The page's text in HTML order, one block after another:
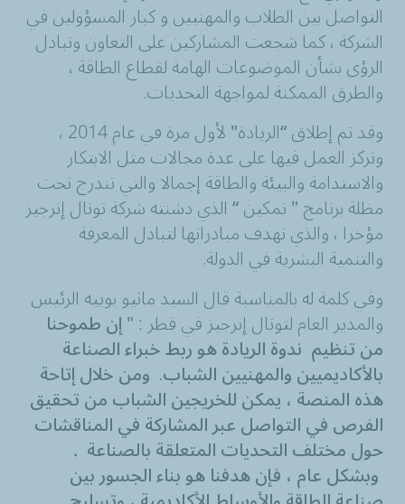
التواصل بين الطلاب والمهنيين و كبار المسؤولين في
الشركة ، كما شجعت المشاركين على التعاون وتبادل
الرؤى بشأن الموضوعات الهامة لقطاع الطاقة ،
والطرق الممكنة لمواجهة التحديات.
وقد تم إطلاق “الريادة" لأول مرة في عام 2014 ،
وتركز العمل فيها على عدة مجالات مثل الابتكار
والاستدامة والبيئة والطاقة إجمالا والتي تندرج تحت
مظلة برنامج " تمكين “ الذي دشنته شركة توتال إنرجيز
مؤخرا ، والذي تهدف مبادراتها لتبادل المعرفة
والتنمية البشرية في الدولة.
وفي كلمة له بالمناسبة قال السيد ماثيو بوييه الرئيس
والمدير العام لتوتال إنرجيز في قطر : "إن طموحنا
من تنظيم ندوة الريادة هو ربط خبراء الصناعة
بالأكاديميين والمهنيين الشباب. ومن خلال إتاحة
هذه المنصة ، يمكن للخريجين الشباب من تحقيق
الفرص في التواصل عبر المشاركة في المناقشات
حول مختلف التحديات المتعلقة بالصناعة .
وبشكل عام ، فإن هدفنا هو بناء الجسور بين